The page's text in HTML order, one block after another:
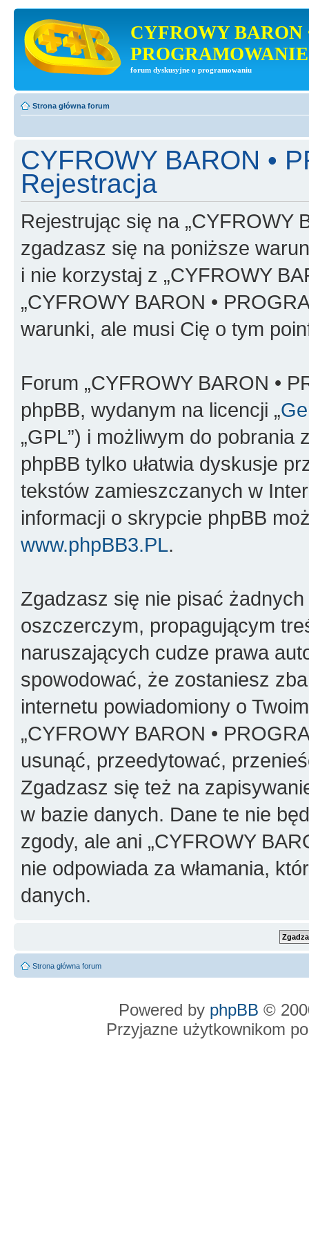
CYFROWY BARON
PROGRAMOWANIE
forum dyskusyjne o programowaniu
Strona główna forum
CYFROWY BARON •
Rejestracja
Rejestrując się na „CYFROWY
zgadzasz się na poniższe
i nie korzystaj z „CYFROWY
„CYFROWY BARON •
warunki, ale musi Cię o tym
Forum „CYFROWY BARON •
phpBB, wydanym na licencji „
„GPL”) i możliwym do pobrania
phpBB tylko ułatwia dyskusje
tekstów zamieszczanych w
informacji o skrypcie phpBB
www.phpBB3.PL.
Zgadzasz się nie pisać
oszczerczym, propagującym
naruszających cudze prawa
spowodować, że zostaniesz
internetu powiadomiony o
„CYFROWY BARON •
usunąć, przeedytować,
Zgadzasz się też na
w bazie danych. Dane te nie
zgody, ale ani „CYFROWY
nie odpowiada za włamania,
danych.
Strona główna forum
Powered by phpBB ©
Przyjazne użytkownikom